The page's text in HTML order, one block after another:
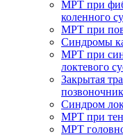
МРТ при
коленного
МРТ при
Синдромы
МРТ при
локтевого
Закрытая
Синдром
МРТ при
МРТ